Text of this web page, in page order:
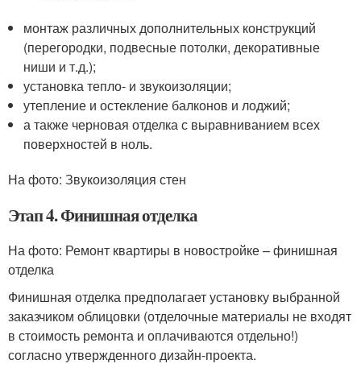
монтаж различных дополнительных конструкций
(перегородки, подвесные потолки, декоративные
ниши и т.д.);
установка тепло- и звукоизоляции;
утепление и остекление балконов и лоджий;
а также черновая отделка с выравниванием всех
поверхностей в ноль.
На фото: Звукоизоляция стен
Этап 4. Финишная отделка
На фото: Ремонт квартиры в новостройке – финишная
отделка
Финишная отделка предполагает установку выбранной
заказчиком облицовки (отделочные материалы не входят
в стоимость ремонта и оплачиваются отдельно!)
согласно утвержденного дизайн-проекта.